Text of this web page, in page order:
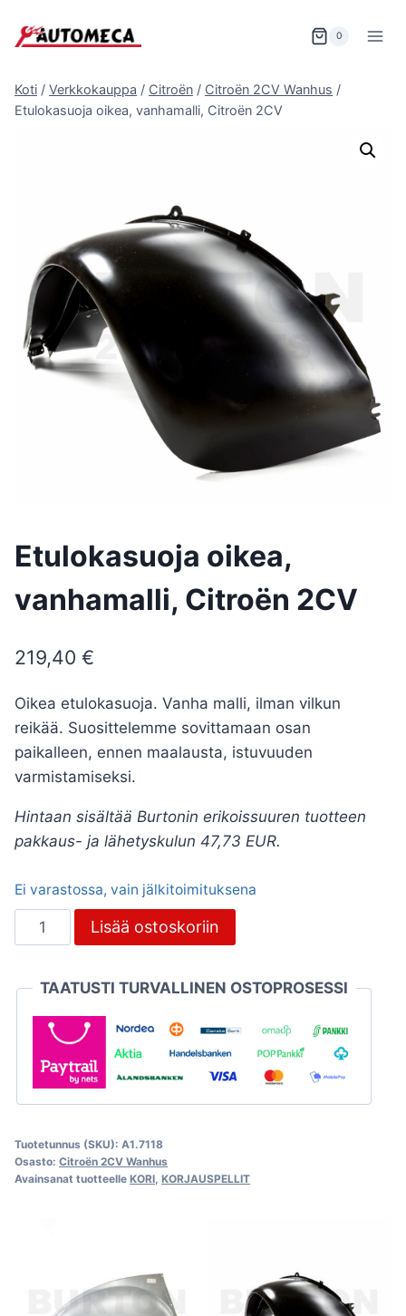
sisältöön
0
Koti / Verkkokauppa / Citroën / Citroën 2CV Wanhus /
Etulokasuoja oikea, vanhamalli, Citroën 2CV
Etulokasuoja oikea,
vanhamalli, Citroën 2CV
219,40 €
Oikea etulokasuoja. Vanha malli, ilman vilkun
reikää. Suosittelemme sovittamaan osan
paikalleen, ennen maalausta, istuvuuden
varmistamiseksi.
Hintaan sisältää Burtonin erikoissuuren tuotteen
pakkaus- ja lähetyskulun 47,73 EUR.
Ei varastossa, vain jälkitoimituksena
Etulokasuoja
oikea,
Citroën
2CV
määrä
Lisää ostoskoriin
TAATUSTI TURVALLINEN OSTOPROSESSI
Tuotetunnus (SKU): A1.7118
Osasto: Citroën 2CV Wanhus
Avainsanat tuotteelle KORI KORJAUSPELLIT